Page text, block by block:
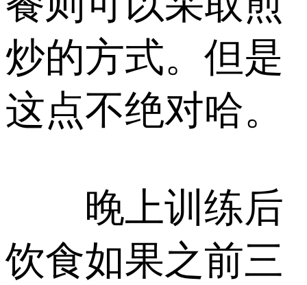
炒的方式。但是
这点不绝对哈。
晚上训练后
饮食如果之前三